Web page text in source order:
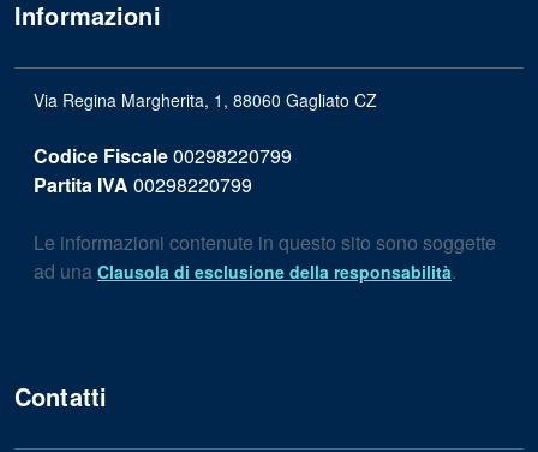
Informazioni
Via Regina Margherita, 1, 88060 Gagliato CZ
Codice Fiscale00298220799
Partita IVA 00298220799
Le informazioni contenute in questo sito sono soggette
ad una Clausola di esclusione della responsabilità.
Contatti